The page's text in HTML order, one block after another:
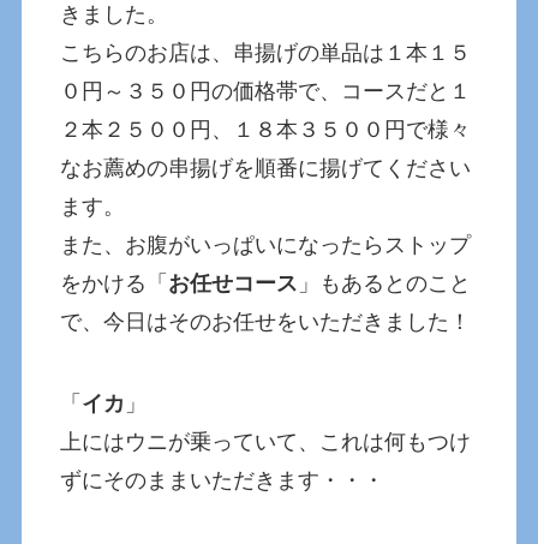
きました。
こちらのお店は、串揚げの単品は１本１５
０円～３５０円の価格帯で、コースだと１
２本２５００円、１８本３５００円で様々
なお薦めの串揚げを順番に揚げてください
ます。
また、お腹がいっぱいになったらストップ
をかける「 お任せコース 」もあるとのこと
で、今日はそのお任せをいただきました！
「 イカ 」
上にはウニが乗っていて、これは何もつけ
ずにそのままいただきます・・・